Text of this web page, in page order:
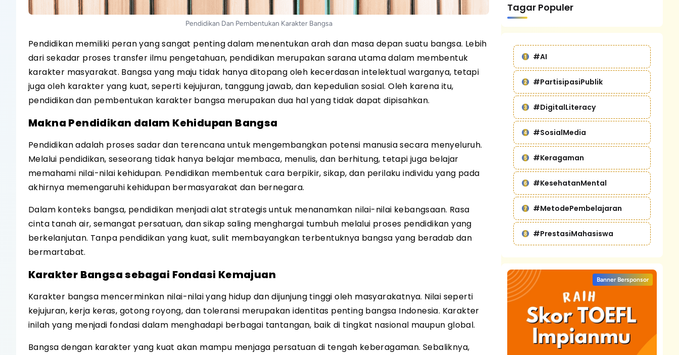
Pendidikan Dan Pembentukan Karakter Bangsa
Pendidikan memiliki peran yang sangat penting dalam menentukan arah dan masa depan suatu bangsa. Lebih
dari sekadar proses transfer ilmu pengetahuan, pendidikan merupakan sarana utama dalam membentuk
karakter masyarakat. Bangsa yang maju tidak hanya ditopang oleh kecerdasan intelektual warganya, tetapi
juga oleh karakter yang kuat, seperti kejujuran, tanggung jawab, dan kepedulian sosial. Oleh karena itu,
pendidikan dan pembentukan karakter bangsa merupakan dua hal yang tidak dapat dipisahkan.
Makna Pendidikan dalam Kehidupan Bangsa
Pendidikan adalah proses sadar dan terencana untuk mengembangkan potensi manusia secara menyeluruh.
Melalui pendidikan, seseorang tidak hanya belajar membaca, menulis, dan berhitung, tetapi juga belajar
memahami nilai-nilai kehidupan. Pendidikan membentuk cara berpikir, sikap, dan perilaku individu yang pada
akhirnya memengaruhi kehidupan bermasyarakat dan bernegara.
Dalam konteks bangsa, pendidikan menjadi alat strategis untuk menanamkan nilai-nilai kebangsaan. Rasa
cinta tanah air, semangat persatuan, dan sikap saling menghargai tumbuh melalui proses pendidikan yang
berkelanjutan. Tanpa pendidikan yang kuat, sulit membayangkan terbentuknya bangsa yang beradab dan
bermartabat.
Karakter Bangsa sebagai Fondasi Kemajuan
Karakter bangsa mencerminkan nilai-nilai yang hidup dan dijunjung tinggi oleh masyarakatnya. Nilai seperti
kejujuran, kerja keras, gotong royong, dan toleransi merupakan identitas penting bangsa Indonesia. Karakter
inilah yang menjadi fondasi dalam menghadapi berbagai tantangan, baik di tingkat nasional maupun global.
Bangsa dengan karakter yang kuat akan mampu menjaga persatuan di tengah keberagaman. Sebaliknya,
Tagar Populer
#AI
#PartisipasiPublik
#DigitalLiteracy
#SosialMedia
#Keragaman
#KesehatanMental
#MetodePembelajaran
#PrestasiMahasiswa
Banner Bersponsor